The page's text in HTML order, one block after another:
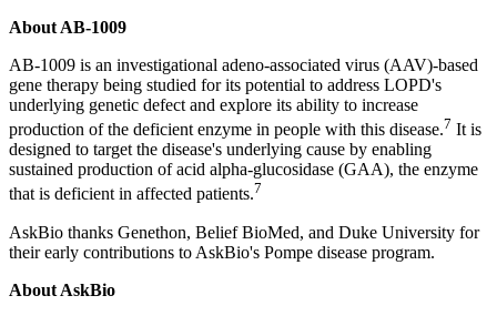
About AB-1009
AB-1009 is an investigational adeno-associated virus (AAV)-based
gene therapy being studied for its potential to address LOPD's
underlying genetic defect and explore its ability to increase
production of the deficient enzyme in people with this disease.7 It is
designed to target the disease's underlying cause by enabling
sustained production of acid alpha-glucosidase (GAA), the enzyme
that is deficient in affected patients.7
AskBio thanks Genethon, Belief BioMed, and Duke University for
their early contributions to AskBio's Pompe disease program.
About AskBio